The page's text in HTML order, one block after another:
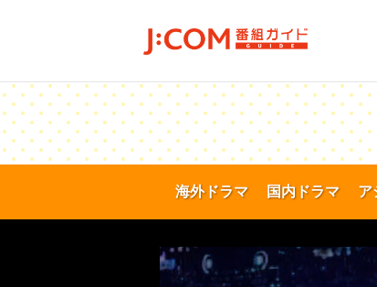
海外ドラマ 国内ドラマ ア